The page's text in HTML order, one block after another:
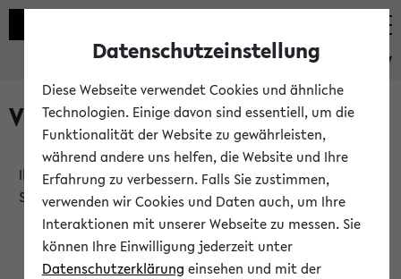
eKVV
Verlauf
Ihr Verlauf ist leer. Er wird sich im Verlauf Ihrer eKVV
Sitzung füllen.
Datenschutzeinstellung
Diese Webseite verwendet Cookies und ähnliche
Technologien. Einige davon sind essentiell, um die
Funktionalität der Website zu gewährleisten,
während andere uns helfen, die Website und Ihre
Erfahrung zu verbessern. Falls Sie zustimmen,
verwenden wir Cookies und Daten auch, um Ihre
Interaktionen mit unserer Webseite zu messen. Sie
können Ihre Einwilligung jederzeit unter
Datenschutzerklärung einsehen und mit der